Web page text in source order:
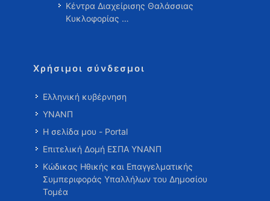
Κέντρα Διαχείρισης Θαλάσσιας
Κυκλοφορίας …
Χρήσιμοι σύνδεσμοι
Ελληνική κυβέρνηση
ΥΝΑΝΠ
Η σελίδα μου - Portal
Επιτελική Δομή ΕΣΠΑ ΥΝΑΝΠ
Κώδικας Ηθικής και Επαγγελματικής
Συμπεριφοράς Υπαλλήλων του Δημοσίου
Τομέα